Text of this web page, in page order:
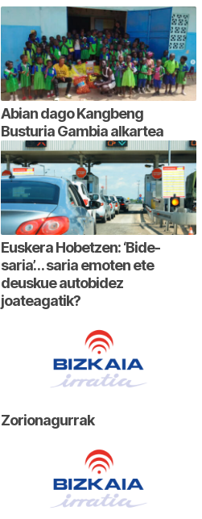
Abian dago Kangbeng
Busturia Gambia alkartea
Euskera Hobetzen: ‘Bide-
saria’… saria emoten ete
deuskue autobidez
joateagatik?
Zorionagurrak